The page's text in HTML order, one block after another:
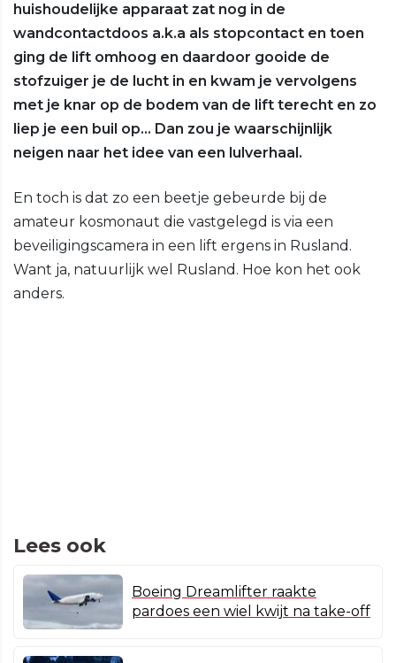
huishoudelijke apparaat zat nog in de
wandcontactdoos a.k.a als stopcontact en toen
ging de lift omhoog en daardoor gooide de
stofzuiger je de lucht in en kwam je vervolgens
met je knar op de bodem van de lift terecht en zo
liep je een buil op… Dan zou je waarschijnlijk
neigen naar het idee van een lulverhaal.
En toch is dat zo een beetje gebeurde bij de
amateur kosmonaut die vastgelegd is via een
beveiligingscamera in een lift ergens in Rusland.
Want ja, natuurlijk wel Rusland. Hoe kon het ook
anders.
Lees ook
Boeing Dreamlifter raakte
pardoes een wiel kwijt na take-off